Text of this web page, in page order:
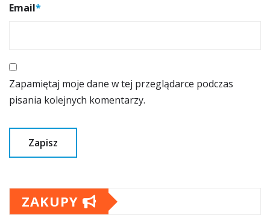
Email*
Zapamiętaj moje dane w tej przeglądarce podczas
pisania kolejnych komentarzy.
ZAKUPY